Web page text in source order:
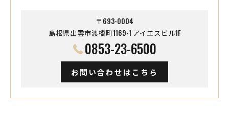
〒693-0004
島根県出雲市渡橋町1169-1 アイエスビル1F
0853-23-6500
お問い合わせはこちら